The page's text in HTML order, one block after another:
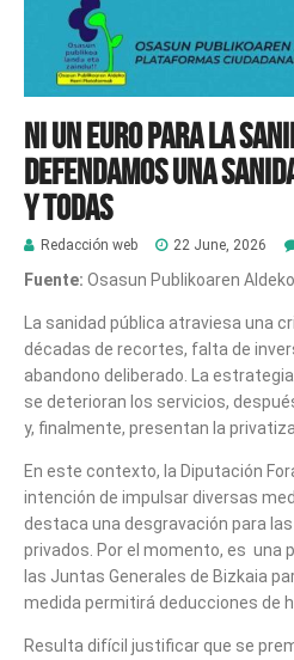
Ni un euro para la
Defendamos una
y todas
Redacción web 22 June, 2026
Fuente: Osasun Publikoaren
La sanidad pública atraviesa una
décadas de recortes, falta de
abandono deliberado. La
se deterioran los servicios,
y, finalmente, presentan la
En este contexto, la Diputación
intención de impulsar diversas
destaca una desgravación para
privados. Por el momento, es una
las Juntas Generales de Bizkaia
medida permitirá deducciones de
Resulta difícil justificar que se